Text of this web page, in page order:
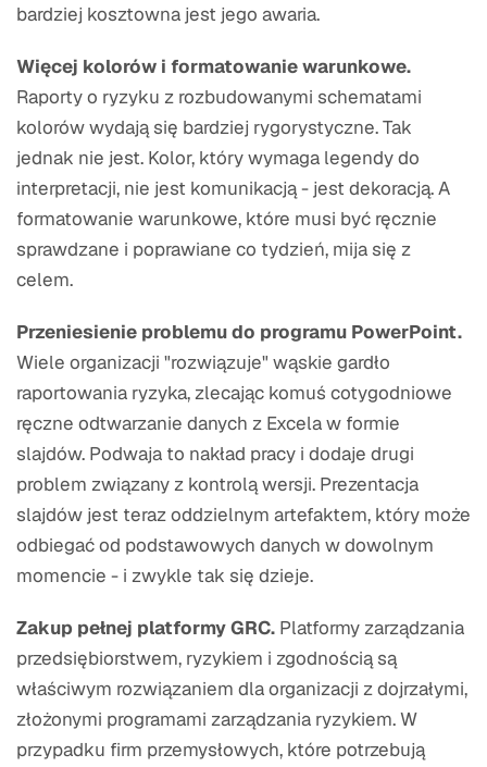
bardziej kosztowna jest jego awaria.
Więcej kolorów i formatowanie warunkowe.
Raporty o ryzyku z rozbudowanymi schematami
kolorów wydają się bardziej rygorystyczne. Tak
jednak nie jest. Kolor, który wymaga legendy do
interpretacji, nie jest komunikacją - jest dekoracją. A
formatowanie warunkowe, które musi być ręcznie
sprawdzane i poprawiane co tydzień, mija się z
celem.
Przeniesienie problemu do programu PowerPoint.
Wiele organizacji "rozwiązuje" wąskie gardło
raportowania ryzyka, zlecając komuś cotygodniowe
ręczne odtwarzanie danych z Excela w formie
slajdów. Podwaja to nakład pracy i dodaje drugi
problem związany z kontrolą wersji. Prezentacja
slajdów jest teraz oddzielnym artefaktem, który może
odbiegać od podstawowych danych w dowolnym
momencie - i zwykle tak się dzieje.
Zakup pełnej platformy GRC. Platformy zarządzania
przedsiębiorstwem, ryzykiem i zgodnością są
właściwym rozwiązaniem dla organizacji z dojrzałymi,
złożonymi programami zarządzania ryzykiem. W
przypadku firm przemysłowych, które potrzebują